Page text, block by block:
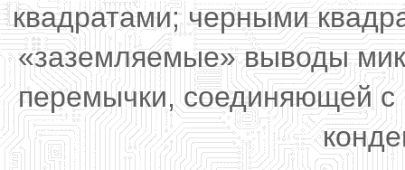
квадратами; черными
«заземляемые» выводы
перемычки, соединяющей с